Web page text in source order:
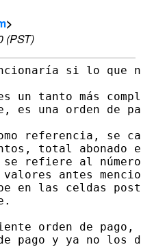
>
(PST)
si lo
un tanto más
es una orden de
referencia, se
total abonado
se refiere al
antes
en las celdas
orden de
pago y ya no los